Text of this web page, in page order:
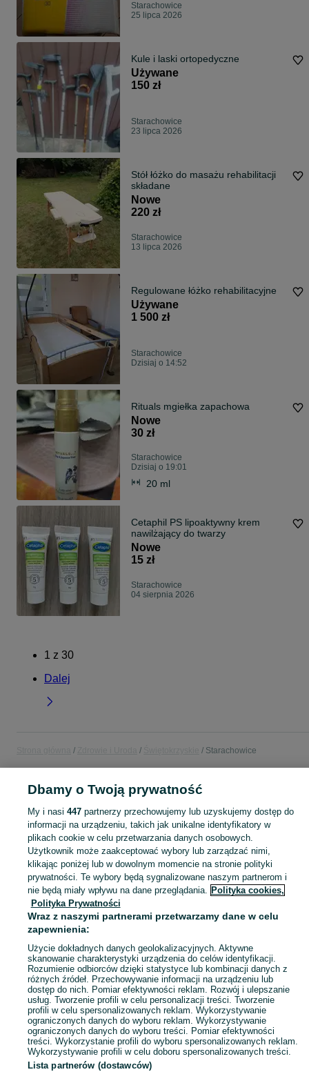
Starachowice
25 lipca 2026
Kule i laski ortopedyczne
Używane
150 zł
Starachowice
23 lipca 2026
Stół łóżko do masażu rehabilitacji
składane
Nowe
220 zł
Starachowice
13 lipca 2026
Regulowane łóżko rehabilitacyjne
Używane
1 500 zł
Starachowice
Dzisiaj o 14:52
Rituals mgiełka zapachowa
Nowe
30 zł
Starachowice
Dzisiaj o 19:01
20 ml
Cetaphil PS lipoaktywny krem
nawilżający do twarzy
Nowe
15 zł
Starachowice
04 sierpnia 2026
1 z 30
Dalej
Starachowice
ZDROWIE I URODA
KATEGORIA
Zobacz
Mapa kategorii
Mapa miejscowości
Mapa ministron
Popularne wyszukiwania
Dbamy o Twoją prywatność
My i nasi 447partnerzy przechowujemy lub uzyskujemy dostęp do
informacji na urządzeniu, takich jak unikalne identyfikatory w
plikach cookie w celu przetwarzania danych osobowych.
Użytkownik może zaakceptować wybory lub zarządzać nimi,
klikając poniżej lub w dowolnym momencie na stronie polityki
prywatności. Te wybory będą sygnalizowane naszym partnerom i
nie będą miały wpływu na dane przeglądania. Polityka cookies,
Polityka Prywatności
Wraz z naszymi partnerami przetwarzamy dane w celu
zapewnienia:
Użycie dokładnych danych geolokalizacyjnych. Aktywne
skanowanie charakterystyki urządzenia do celów identyfikacji.
Rozumienie odbiorców dzięki statystyce lub kombinacji danych z
różnych źródeł. Przechowywanie informacji na urządzeniu lub
dostęp do nich. Pomiar efektywności reklam. Rozwój i ulepszanie
usług. Tworzenie profili w celu personalizacji treści. Tworzenie
profili w celu spersonalizowanych reklam. Wykorzystywanie
ograniczonych danych do wyboru reklam. Wykorzystywanie
ograniczonych danych do wyboru treści. Pomiar efektywności
treści. Wykorzystanie profili do wyboru spersonalizowanych reklam.
Wykorzystywanie profili w celu doboru spersonalizowanych treści.
Lista partnerów (dostawców)